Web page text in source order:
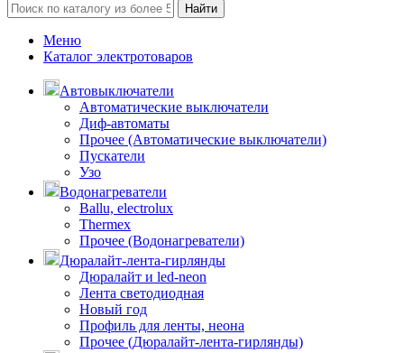
Найти
Меню
Каталог электротоваров
Автовыключатели
Автоматические выключатели
Диф-автоматы
Прочее (Автоматические выключатели)
Пускатели
Узо
Водонагреватели
Ballu, electrolux
Thermex
Прочее (Водонагреватели)
Дюралайт-лента-гирлянды
Дюралайт и led-neon
Лента светодиодная
Новый год
Профиль для ленты, неона
Прочее (Дюралайт-лента-гирлянды)